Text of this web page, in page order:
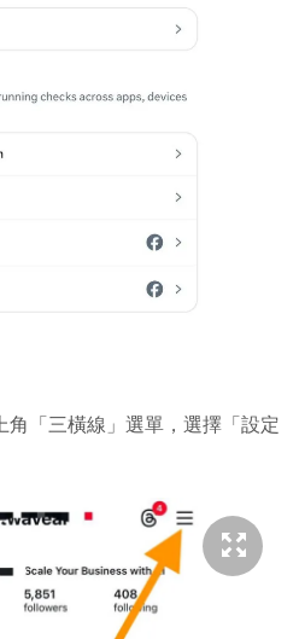
角「三橫線」選單，選擇「設定